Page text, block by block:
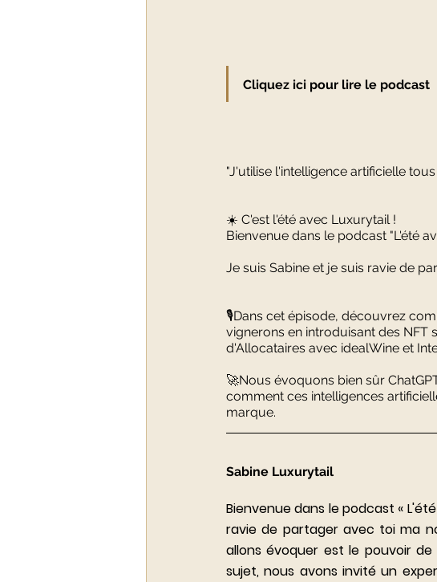
Cliquez ici pour lire le podcast
"J'utilise l'intelligence artificielle
☀️ C'est l'été avec Luxurytail !
Bienvenue dans le podcast "L'été
Je suis Sabine et je suis ravie de
🎙️Dans cet épisode, découvrez
vignerons en introduisant des
d'Allocataires avec idealWine et
🚀Nous évoquons bien sûr
comment ces intelligences
marque.
Sabine Luxurytail
Bienvenue dans le podcast «
ravie de partager avec toi ma
allons évoquer est le pouvoir
sujet, nous avons invité un